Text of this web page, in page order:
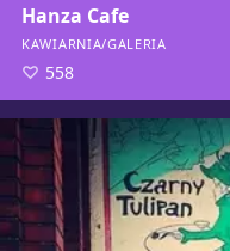
Hanza Cafe
KAWIARNIA/GALERIA
558